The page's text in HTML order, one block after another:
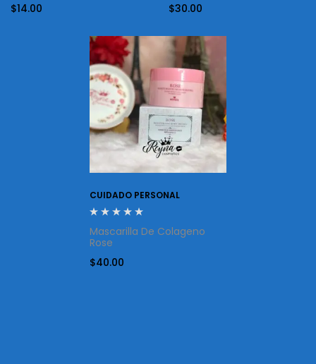
$14.00
$30.00
CUIDADO PERSONAL
Mascarilla De Colageno
Rose
$40.00